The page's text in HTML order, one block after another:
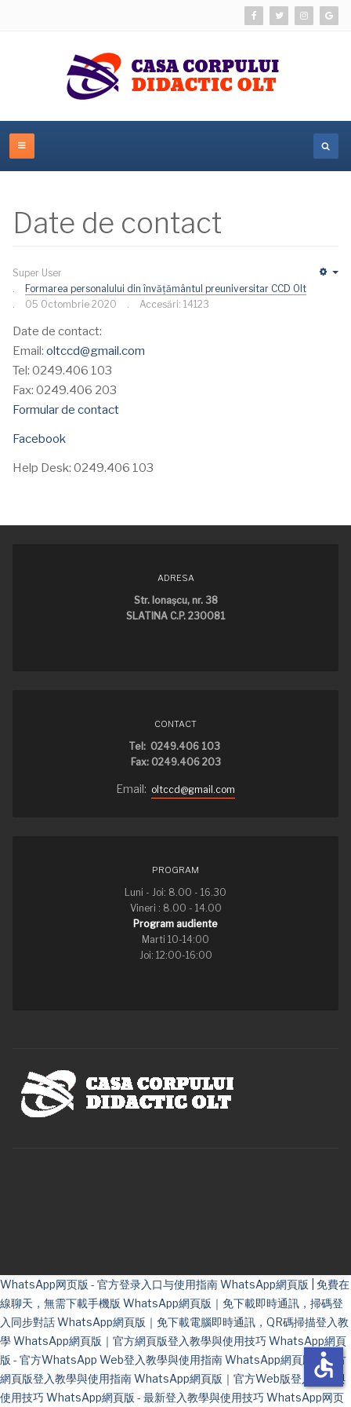
Date de contact
Super User
Formarea personalului din învățământul preuniversitar CCD Olt
05 Octombrie 2020
Accesări: 14123
Date de contact:
Email: oltccd@gmail.com
Tel: 0249.406 103
Fax: 0249.406 203
Formular de contact
Facebook
Help Desk: 0249.406 103
ADRESA
Str. Ionaşcu, nr. 38
SLATINA C.P. 230081
CONTACT
Tel: 0249.406 103
Fax: 0249.406 203
Email: oltccd@gmail.com
PROGRAM
Luni - Joi: 8.00 - 16.30
Vineri : 8.00 - 14.00
Program audiente
Marti 10-14:00
Joi: 12:00-16:00
WhatsApp网页版 - 官方登录入口与使用指南WhatsApp網頁版 | 免費在
線聊天，無需下載手機版 WhatsApp網頁版｜免下載即時通訊，掃碼登
入同步對話WhatsApp網頁版｜免下載電腦即時通訊，QR碼掃描登入教
學WhatsApp網頁版｜官方網頁版登入教學與使用技巧WhatsApp網頁
版 - 官方WhatsApp Web登入教學與使用指南WhatsApp網頁版｜官方
網頁版登入教學與使用指南WhatsApp網頁版｜官方Web版登入教學與
使用技巧WhatsApp網頁版 - 最新登入教學與使用技巧WhatsApp网页
accessible